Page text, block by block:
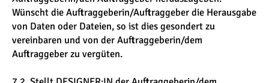
Wünscht die Auftraggeberin/Auftraggeber die Herausgabe
von Daten oder Dateien, so ist dies gesondert zu
vereinbaren und von der Auftraggeberin/dem
Auftraggeber zu vergüten.